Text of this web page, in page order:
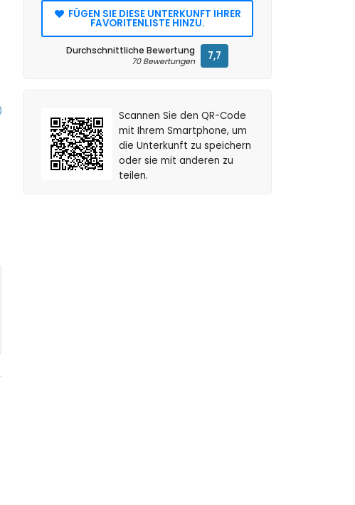
FÜGEN SIE DIESE UNTERKUNFT IHRER
FAVORITENLISTE HINZU.
Durchschnittliche Bewertung
70 Bewertungen 7,7
Scannen Sie den QR-Code
mit Ihrem Smartphone, um
die Unterkunft zu speichern
oder sie mit anderen zu
teilen.